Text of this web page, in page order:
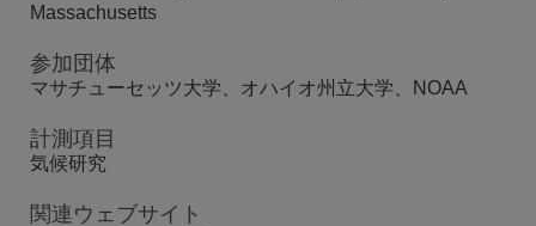
Massachusetts
参加団体
マサチューセッツ大学、オハイオ州立大学、NOAA
計測項目
気候研究
関連ウェブサイト